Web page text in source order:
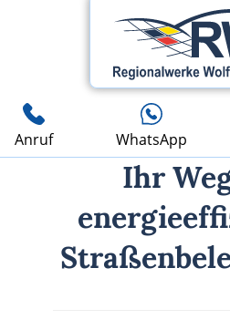
Anruf WhatsApp
Ihr